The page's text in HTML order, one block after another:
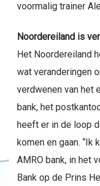
voormalig trainer
Noordereiland is
Het Noordereiland
wat veranderingen
verdwenen van het
bank, het
heeft er in de loop
komen en gaan. “Ik
AMRO bank, in het
Bank op de Prins